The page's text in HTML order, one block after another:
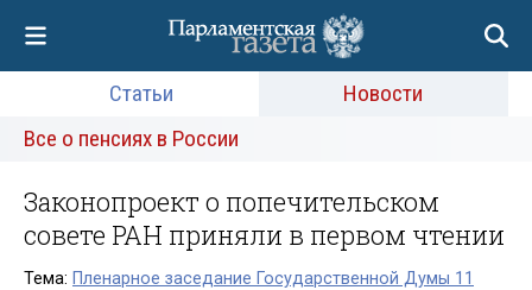
Статьи
Новости
Все о пенсиях в России
Законопроект о попечительском
совете РАН приняли в первом чтении
Тема: Пленарное заседание Государственной Думы 11